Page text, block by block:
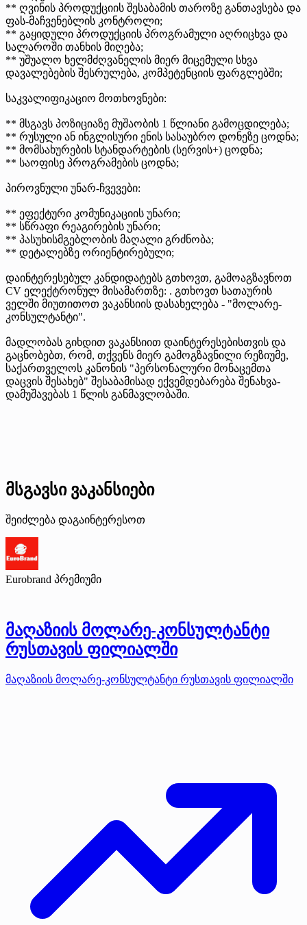
** ღვინის პროდუქციის შესაბამის თაროზე განთავსება და
ფას-მაჩვენებლის კონტროლი;
** გაყიდული პროდუქციის პროგრამული აღრიცხვა და
სალაროში თანხის მიღება;
** უშუალო ხელმძღვანელის მიერ მიცემული სხვა
დავალებების შესრულება, კომპეტენციის ფარგლებში;
საკვალიფიკაციო მოთხოვნები:
** მსგავს პოზიციაზე მუშაობის 1 წლიანი გამოცდილება;
** რუსული ან ინგლისური ენის სასაუბრო დონეზე ცოდნა;
** მომსახურების სტანდარტების (სერვის+) ცოდნა;
** საოფისე პროგრამების ცოდნა;
პიროვნული უნარ-ჩვევები:
** ეფექტური კომუნიკაციის უნარი;
** სწრაფი რეაგირების უნარი;
** პასუხისმგებლობის მაღალი გრძნობა;
** დეტალებზე ორიენტირებული;
დაინტერესებულ კანდიდატებს გთხოვთ, გამოაგზავნოთ
CV ელექტრონულ მისამართზე: . გთხოვთ სათაურის
ველში მიუთითოთ ვაკანსიის დასახელება - "მოლარე-
კონსულტანტი".
მადლობას გიხდით ვაკანსიით დაინტერესებისთვის და
გაცნობებთ, რომ, თქვენს მიერ გამოგზავნილი რეზიუმე,
საქართველოს კანონის "პერსონალური მონაცემთა
დაცვის შესახებ" შესაბამისად ექვემდებარება შენახვა-
დამუშავებას 1 წლის განმავლობაში.
მსგავსი ვაკანსიები
შეიძლება დაგაინტერესოთ
Eurobrand პრემიუმი
მაღაზიის მოლარე-კონსულტანტი
რუსთავის ფილიალში
მაღაზიის მოლარე-კონსულტანტი რუსთავის ფილიალში